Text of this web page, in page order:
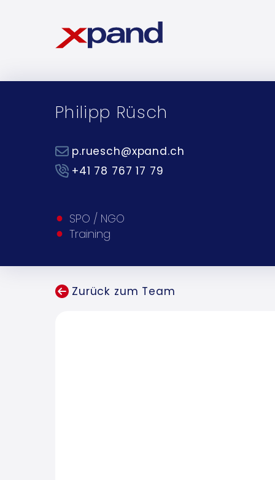
Philipp Rüsch
p.ruesch@xpand.ch
+41 78 767 17 79
SPO / NGO
Training
Zurück zum Team